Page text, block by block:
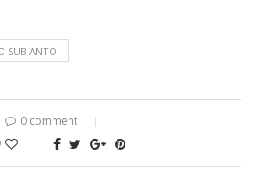
SUBIANTO
0 comment